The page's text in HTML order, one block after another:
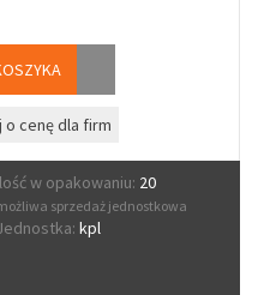
o cenę dla firm
w opakowaniu: 20
sprzedaż jednostkowa
kpl